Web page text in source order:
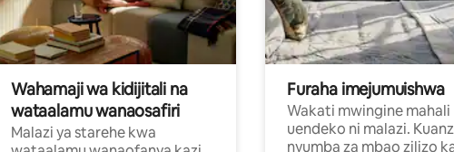
Wahamaji wa kidijitali na
wataalamu wanaosafiri
Malazi ya starehe kwa
Furaha imejumuishwa
Wakati mwingine mahali
uendeko ni malazi.
nyumba za mbao zilizo